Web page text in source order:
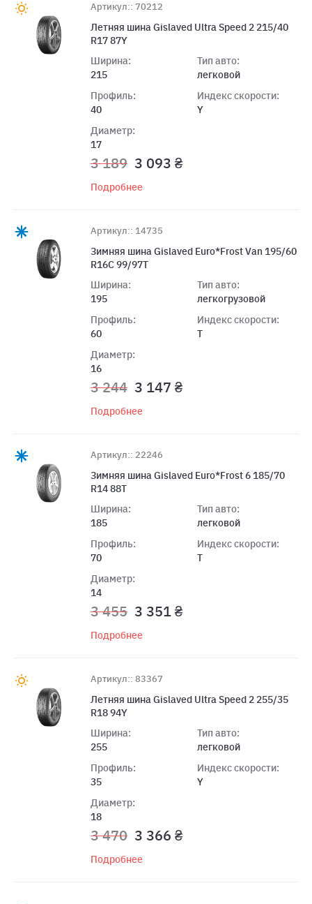
Артикул:: 70212
Летняя шина Gislaved Ultra Speed 2 215/40
R17 87Y
Ширина:
215
Профиль:
40
Диаметр:
17
Тип авто:
легковой
Индекс скорости:
Y
3 189 3 093 ₴
Подробнее
Артикул:: 14735
Зимняя шина Gislaved Euro*Frost Van 195/60
R16C 99/97T
Ширина:
195
Профиль:
60
Диаметр:
16
Тип авто:
легкогрузовой
Индекс скорости:
T
3 244 3 147 ₴
Подробнее
Артикул:: 22246
Зимняя шина Gislaved Euro*Frost 6 185/70
R14 88T
Ширина:
185
Профиль:
70
Диаметр:
14
Тип авто:
легковой
Индекс скорости:
T
3 455 3 351 ₴
Подробнее
Артикул:: 83367
Летняя шина Gislaved Ultra Speed 2 255/35
R18 94Y
Ширина:
255
Профиль:
35
Диаметр:
18
Тип авто:
легковой
Индекс скорости:
Y
3 470 3 366 ₴
Подробнее